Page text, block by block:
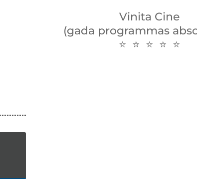
Vinita Cine
(gada programmas
⭐ ⭐ ⭐ ⭐ ⭐